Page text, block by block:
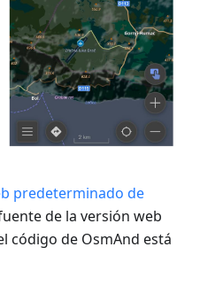
predeterminado de
de la versión web
código de OsmAnd está